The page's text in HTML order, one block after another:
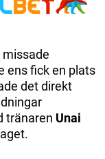
missade
ens fick en plats
det direkt
tränaren Unai